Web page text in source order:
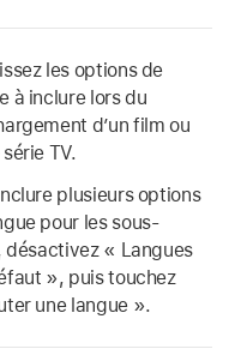
les options de
à inclure lors du
d’un film ou
série TV.
plusieurs options
pour les sous-
désactivez « Langues
», puis touchez
une langue ».